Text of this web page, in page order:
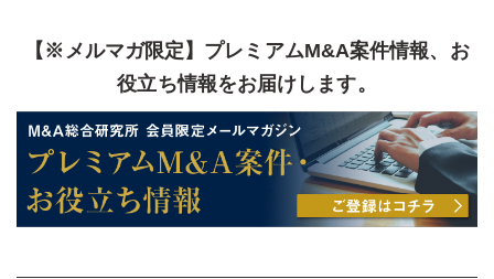
【※メルマガ限定】プレミアムM&A案件情報、お
役立ち情報をお届けします。